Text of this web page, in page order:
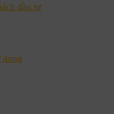
đầu tư